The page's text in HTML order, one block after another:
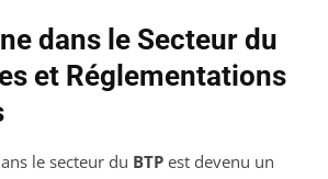
dans le Secteur du
et Réglementations
le secteur du BTP est devenu un